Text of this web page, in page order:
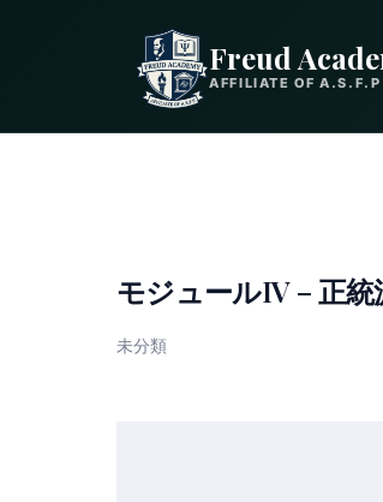
Freud
AFFILIATE OF A.S.F.P
モジュールIV – 正
未分類